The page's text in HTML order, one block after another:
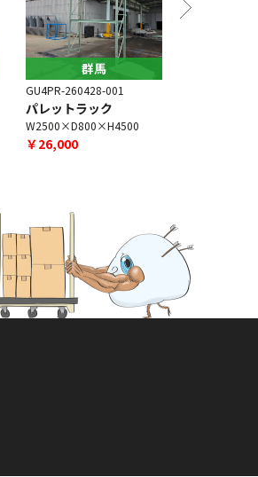
群馬
GU4PR-260428-001
パレットラック
W2500×D800×H4500
￥26,000